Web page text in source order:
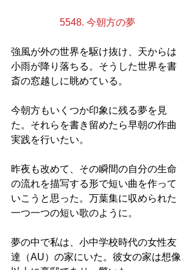
5548. 今朝方の夢
強風が外の世界を駆け抜け、天からは
小雨が降り落ちる。そうした世界を書
斎の窓越しに眺めている。
今朝方もいくつか印象に残る夢を見
た。それらを書き留めたら早朝の作曲
実践を行いたい。
昨夜も改めて、その瞬間の自分の生命
の流れを描写する形で短い曲を作って
いこうと思った。万葉集に収められた
一つ一つの短い歌のように。
夢の中で私は、小中学校時代の女性友
達（AU）の家にいた。彼女の家は想像